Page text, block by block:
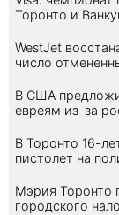
Торонто и
WestJet
число
В США
евреям из-за
В Торонто 16-
пистолет на
Мэрия Торонто
городского